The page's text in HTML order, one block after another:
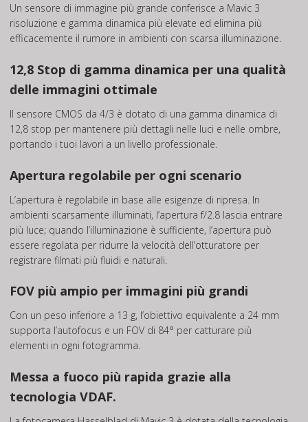
Un sensore di immagine più grande conferisce a Mavic 3
risoluzione e gamma dinamica più elevate ed elimina più
efficacemente il rumore in ambienti con scarsa illuminazione.
12,8 Stop di gamma dinamica per una qualità
delle immagini ottimale
Il sensore CMOS da 4/3 è dotato di una gamma dinamica di
12,8 stop per mantenere più dettagli nelle luci e nelle ombre,
portando i tuoi lavori a un livello professionale.
Apertura regolabile per ogni scenario
L’apertura è regolabile in base alle esigenze di ripresa. In
ambienti scarsamente illuminati, l’apertura f/2.8 lascia entrare
più luce; quando l’illuminazione è sufficiente, l’apertura può
essere regolata per ridurre la velocità dell’otturatore per
registrare filmati più fluidi e naturali.
FOV più ampio per immagini più grandi
Con un peso inferiore a 13 g, l’obiettivo equivalente a 24 mm
supporta l’autofocus e un FOV di 84° per catturare più
elementi in ogni fotogramma.
Messa a fuoco più rapida grazie alla
tecnologia VDAF.